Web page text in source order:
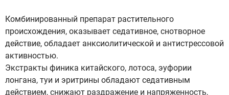
Комбинированный препарат растительного
происхождения, оказывает седативное, снотворное
действие, обладает анксиолитической и антистрессовой
активностью.
Экстракты финика китайского, лотоса, эуфории
лонгана, туи и эритрины обладают седативным
действием, снижают раздражение и напряженность,